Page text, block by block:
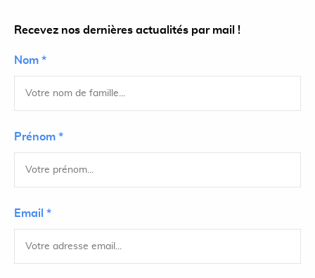
Recevez nos dernières actualités par mail !
Nom *
Prénom *
Email *